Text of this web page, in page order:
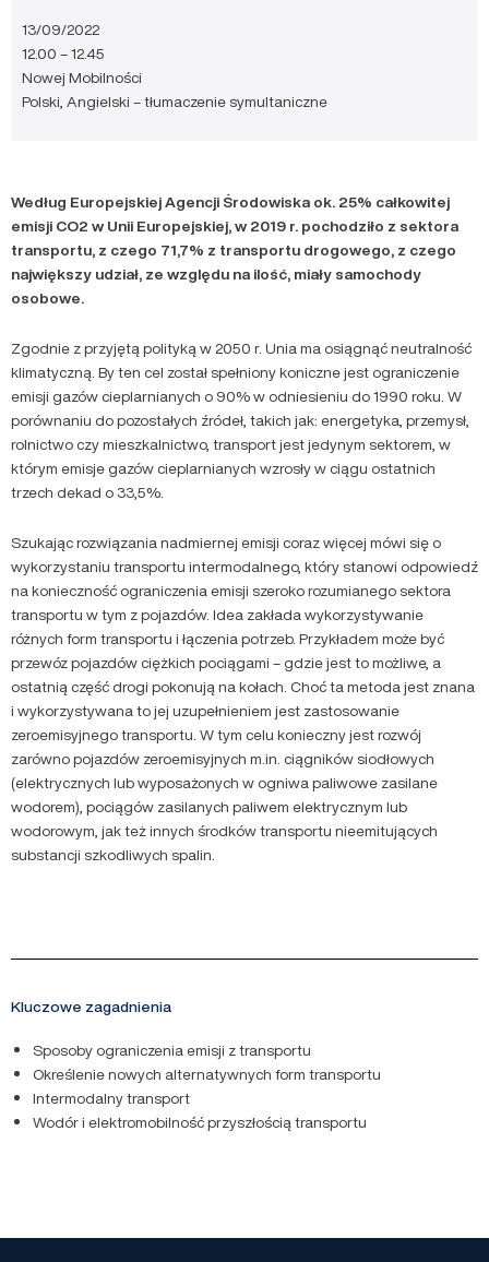
13/09/2022
12.00 – 12.45
Nowej Mobilności
Polski, Angielski – tłumaczenie symultaniczne
Według Europejskiej Agencji Środowiska ok. 25% całkowitej
emisji CO2 w Unii Europejskiej, w 2019 r. pochodziło z sektora
transportu, z czego 71,7% z transportu drogowego, z czego
największy udział, ze względu na ilość, miały samochody
osobowe.
Zgodnie z przyjętą polityką w 2050 r. Unia ma osiągnąć neutralność
klimatyczną. By ten cel został spełniony koniczne jest ograniczenie
emisji gazów cieplarnianych o 90% w odniesieniu do 1990 roku. W
porównaniu do pozostałych źródeł, takich jak: energetyka, przemysł,
rolnictwo czy mieszkalnictwo, transport jest jedynym sektorem, w
którym emisje gazów cieplarnianych wzrosły w ciągu ostatnich
trzech dekad o 33,5%.
Szukając rozwiązania nadmiernej emisji coraz więcej mówi się o
wykorzystaniu transportu intermodalnego, który stanowi odpowiedź
na konieczność ograniczenia emisji szeroko rozumianego sektora
transportu w tym z pojazdów. Idea zakłada wykorzystywanie
różnych form transportu i łączenia potrzeb. Przykładem może być
przewóz pojazdów ciężkich pociągami – gdzie jest to możliwe, a
ostatnią część drogi pokonują na kołach. Choć ta metoda jest znana
i wykorzystywana to jej uzupełnieniem jest zastosowanie
zeroemisyjnego transportu. W tym celu konieczny jest rozwój
zarówno pojazdów zeroemisyjnych m.in. ciągników siodłowych
(elektrycznych lub wyposażonych w ogniwa paliwowe zasilane
wodorem), pociągów zasilanych paliwem elektrycznym lub
wodorowym, jak też innych środków transportu nieemitujących
substancji szkodliwych spalin.
Kluczowe zagadnienia
Sposoby ograniczenia emisji z transportu
Określenie nowych alternatywnych form transportu
Intermodalny transport
Wodór i elektromobilność przyszłością transportu